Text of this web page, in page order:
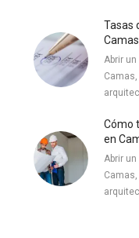
Tasas
Abrir
Cómo
en
Abrir